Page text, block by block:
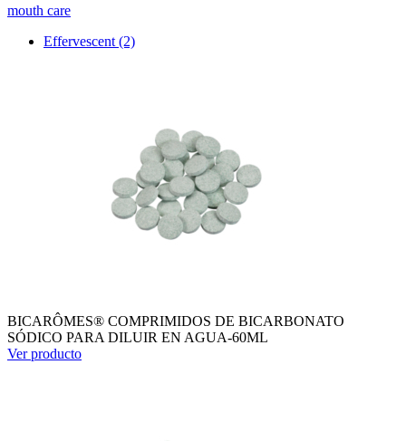
mouth care
Effervescent (2)
BICARÔMES® COMPRIMIDOS DE BICARBONATO
SÓDICO PARA DILUIR EN AGUA-60ML
Ver producto